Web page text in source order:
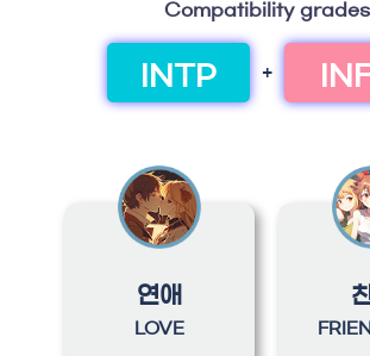
Compatibility grades
INTP +
연애
LOVE